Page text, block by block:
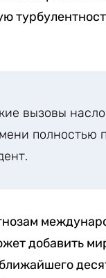
вызовы
полностью
добавить